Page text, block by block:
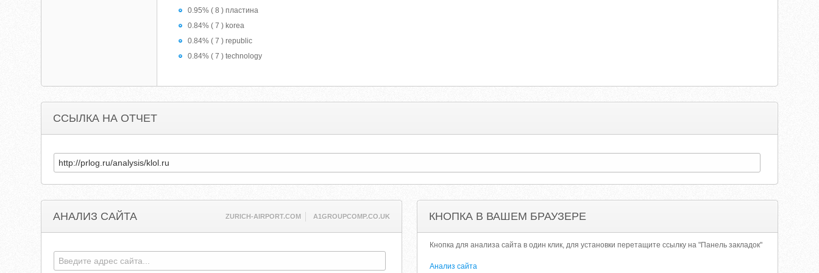
0.95% ( 8 ) пластина
0.84% ( 7 ) korea
0.84% ( 7 ) republic
0.84% ( 7 ) technology
ССЫЛКА НА ОТЧЕТ
АНАЛИЗ САЙТА ZURICH-AIRPORT.COM A1GROUPCOMP.CO.UK КНОПКА В ВАШЕМ БРАУЗЕРЕ
Кнопка для анализа сайта в один клик, для установки перетащите ссылку на "Панель закладок"
Анализ сайта